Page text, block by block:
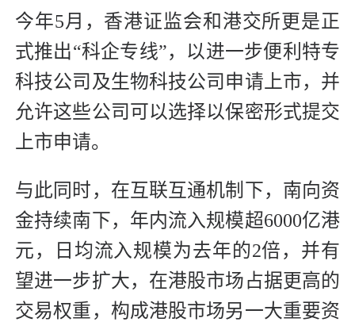
今年5月，香港证监会和港交所更是正
式推出“科企专线”，以进一步便利特专
科技公司及生物科技公司申请上市，并
允许这些公司可以选择以保密形式提交
上市申请。
与此同时，在互联互通机制下，南向资
金持续南下，年内流入规模超6000亿港
元，日均流入规模为去年的2倍，并有
望进一步扩大，在港股市场占据更高的
交易权重，构成港股市场另一大重要资